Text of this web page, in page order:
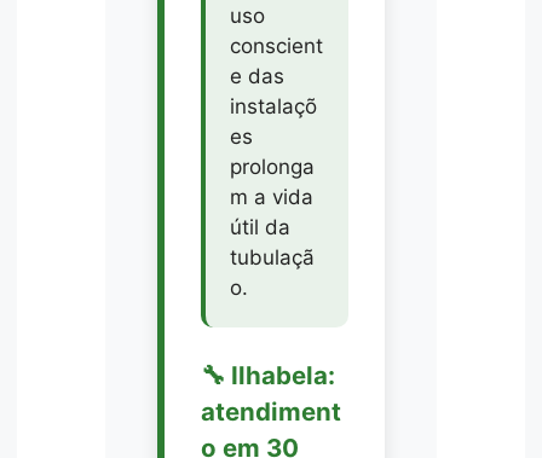
uso
conscient
e das
instalaçõ
es
prolonga
m a vida
útil da
tubulaçã
o.
🔧 Ilhabela:
atendiment
o em 30